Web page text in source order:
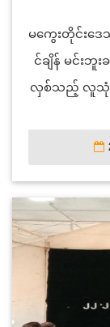
မကွေးတိုင်းဒေသ
င်ချိန် မင်းဘူ
လှစ်သည့် လူသုံး